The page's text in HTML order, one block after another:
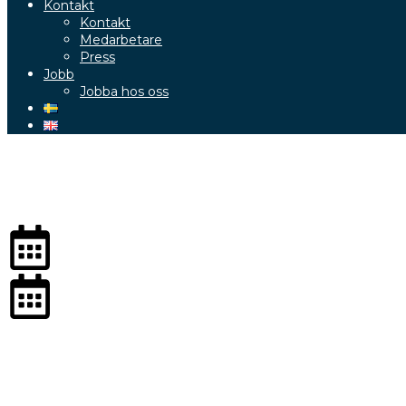
Kontakt
Kontakt
Medarbetare
Press
Jobb
Jobba hos oss